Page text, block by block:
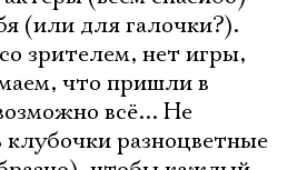
(или для галочки?).
зрителем, нет игры,
что пришли в
всё... Не
разноцветные